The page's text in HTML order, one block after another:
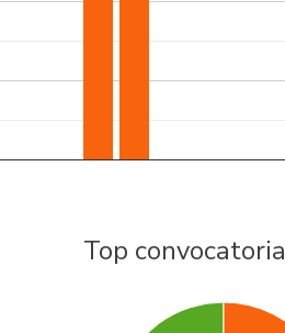
Top convocatoria